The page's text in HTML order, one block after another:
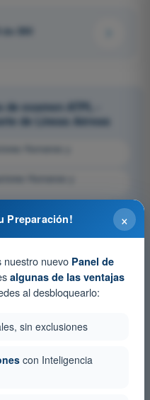
390
examen ATPL -
de Líneas Aéreas
Humanos y
Humanos y
×
Preparación!
nuestro nuevo Panel de
algunas de las ventajas
al desbloquearlo:
sin exclusiones
con Inteligencia